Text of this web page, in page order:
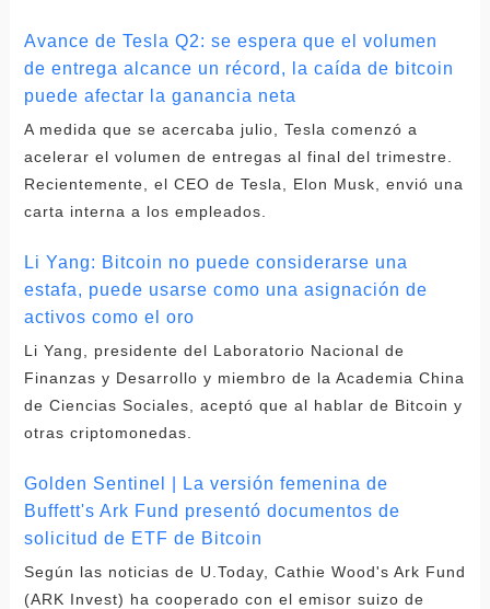
Avance de Tesla Q2: se espera que el volumen
de entrega alcance un récord, la caída de bitcoin
puede afectar la ganancia neta
A medida que se acercaba julio, Tesla comenzó a
acelerar el volumen de entregas al final del trimestre.
Recientemente, el CEO de Tesla, Elon Musk, envió una
carta interna a los empleados.
Li Yang: Bitcoin no puede considerarse una
estafa, puede usarse como una asignación de
activos como el oro
Li Yang, presidente del Laboratorio Nacional de
Finanzas y Desarrollo y miembro de la Academia China
de Ciencias Sociales, aceptó que al hablar de Bitcoin y
otras criptomonedas.
Golden Sentinel | La versión femenina de
Buffett's Ark Fund presentó documentos de
solicitud de ETF de Bitcoin
Según las noticias de U.Today, Cathie Wood's Ark Fund
(ARK Invest) ha cooperado con el emisor suizo de